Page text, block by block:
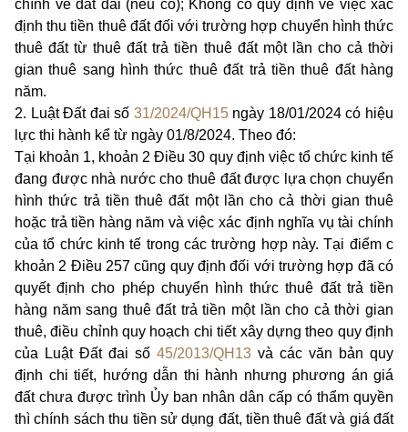
chính về đất đai (nếu có); Không có quy định về việc xác
định thu tiền thuê đất đối với trường hợp chuyển hình thức
thuê đất từ thuê đất trả tiền thuê đất một lần cho cả thời
gian thuê sang hình thức thuê đất trả tiền thuê đất hàng
năm.
2. Luật Đất đai số 31/2024/QH15ngày 18/01/2024 có hiệu
lực thi hành kể từ ngày 01/8/2024. Theo đó:
Tại khoản 1, khoản 2 Điều 30 quy định việc tổ chức kinh tế
đang được nhà nước cho thuê đất được lựa chọn chuyển
hình thức trả tiền thuê đất một lần cho cả thời gian thuê
hoặc trả tiền hàng năm và việc xác định nghĩa vụ tài chính
của tổ chức kinh tế trong các trường hợp này. Tại điểm c
khoản 2 Điều 257 cũng quy định đối với trường hợp đã có
quyết định cho phép chuyển hình thức thuê đất trả tiền
hàng năm sang thuê đất trả tiền một lần cho cả thời gian
thuê, điều chỉnh quy hoạch chi tiết xây dựng theo quy định
của Luật Đất đai số 45/2013/QH13 và các văn bản quy
định chi tiết, hướng dẫn thi hành nhưng phương án giá
đất chưa được trình Ủy ban nhân dân cấp có thẩm quyền
thì chính sách thu tiền sử dụng đất, tiền thuê đất và giá đất